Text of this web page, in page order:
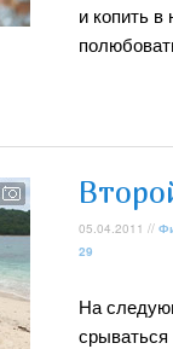
и копить
05.04.2011 //
29
На